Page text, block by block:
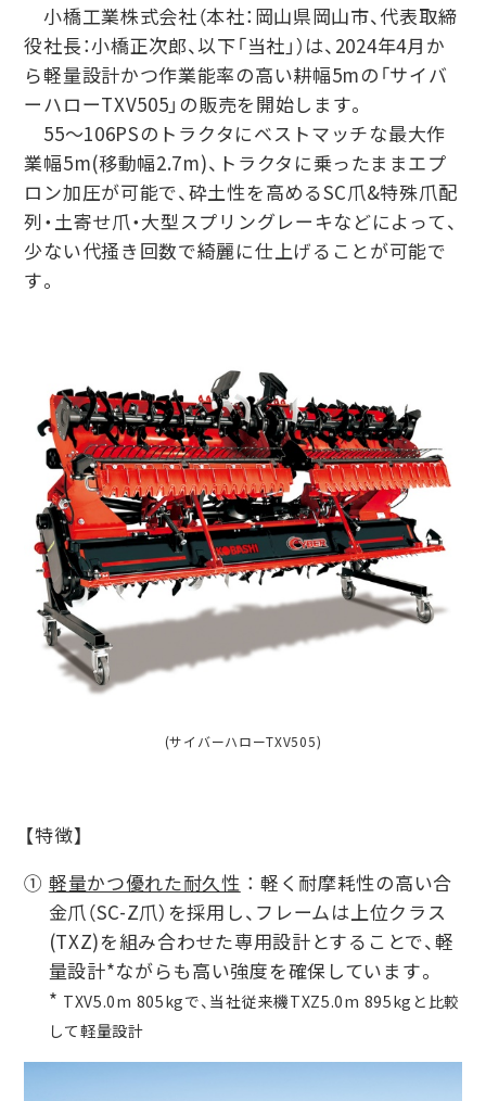
小橋工業株式会社（本社：岡山県岡山市、代表取締
役社長：小橋正次郎、以下「当社」）は、2024年4月か
ら軽量設計かつ作業能率の高い耕幅5mの「サイバ
ーハローTXV505」の販売を開始します。
55～106PSのトラクタにベストマッチな最大作
業幅5m(移動幅2.7m)、トラクタに乗ったままエプ
ロン加圧が可能で、砕土性を高めるSC爪&特殊爪配
列・土寄せ爪・大型スプリングレーキなどによって、
少ない代掻き回数で綺麗に仕上げることが可能で
す。
(サイバーハローTXV505)
【特徴】
① 軽量かつ優れた耐久性 ： 軽く耐摩耗性の高い合
金爪（SC-Z爪）を採用し、フレームは上位クラス
(TXZ)を組み合わせた専用設計とすることで、軽
量設計*ながらも高い強度を確保しています。
* TXV5.0m 805kgで、当社従来機TXZ5.0m 895kgと比較
して軽量設計